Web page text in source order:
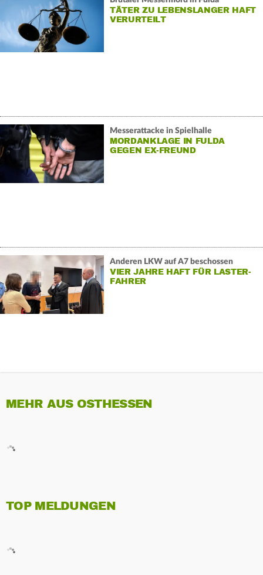
TÄTER ZU LEBENSLANGER HAFT
VERURTEILT
Messerattacke in Spielhalle
MORDANKLAGE IN FULDA
GEGEN EX-FREUND
Anderen LKW auf A7 beschossen
VIER JAHRE HAFT FÜR LASTER-
FAHRER
MEHR AUS OSTHESSEN
TOP MELDUNGEN